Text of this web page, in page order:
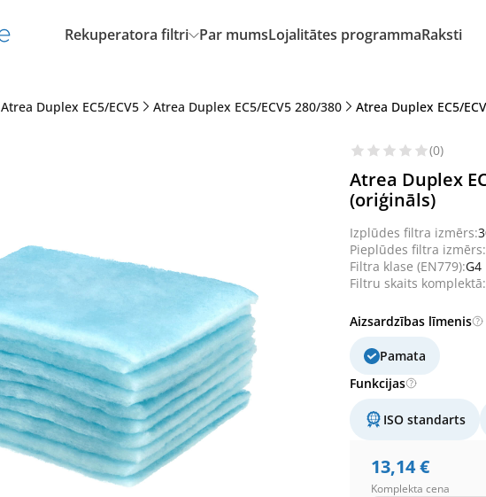
Rekuperatora filtri Par mumsLojalitātes programmaRaksti
Atrea Duplex EC5/ECV5 Atrea Duplex EC5/ECV5 280/380 Atrea Duplex EC5/
(0)
Atrea Duplex
(oriģināls)
Izplūdes filtra izmērs:
Pieplūdes filtra izmērs:
Filtra klase (EN779):G4
Filtru skaits komplektā:
Aizsardzības līmenis
Pamata
Funkcijas
ISO standarts
13,14€
Komplekta cena